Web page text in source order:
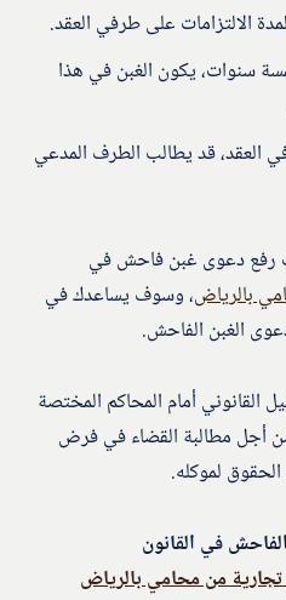
الالتزامات على طرفي العقد.
سنوات، يكون الغبن في هذا
العقد، قد يطالب الطرف المدعي
رفع دعوى غبن فاحش في
بالرياض، وسوف يساعدك في
الغبن الفاحش.
القانوني أمام المحاكم المختصة
أجل مطالبة القضاء في فرض
لموكله.
في القانون
من محامي بالرياض